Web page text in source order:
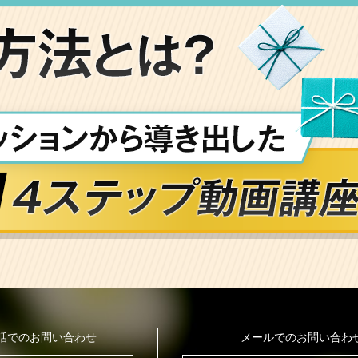
でのお問い合わせ メールでのお問い合わ